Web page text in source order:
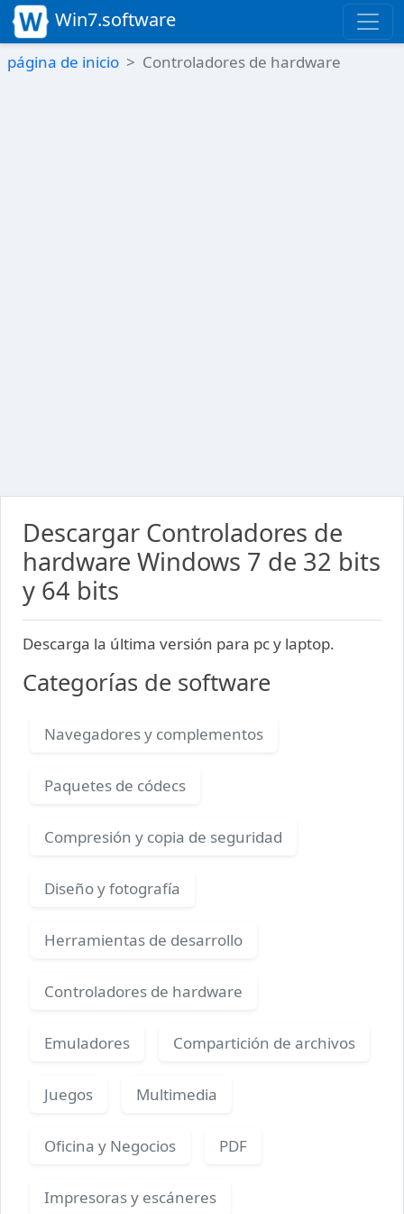
Win7.software
página de inicio Controladores de hardware
Descargar Controladores de
hardware Windows 7 de 32 bits
y 64 bits
Descarga la última versión para pc y laptop.
Categorías de software
Navegadores y complementos
Paquetes de códecs
Compresión y copia de seguridad
Diseño y fotografía
Herramientas de desarrollo
Controladores de hardware
Emuladores Compartición de archivos
Juegos Multimedia
Oficina y Negocios PDF
Impresoras y escáneres